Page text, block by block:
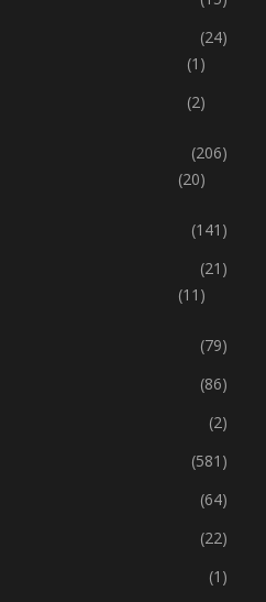
(24)
(1)
(2)
(206)
(20)
(141)
(21)
(11)
(79)
(86)
(2)
(581)
(64)
(22)
(1)